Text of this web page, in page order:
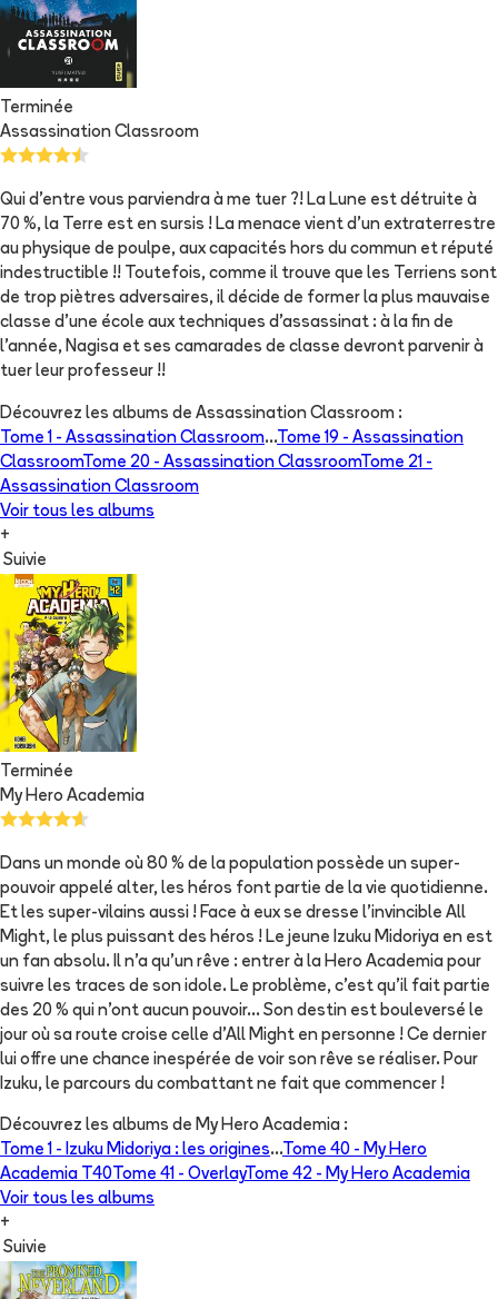
Terminée
Assassination Classroom
Qui d'entre vous parviendra à me tuer ?! La Lune est détruite à
70 %, la Terre est en sursis ! La menace vient d'un extraterrestre
au physique de poulpe, aux capacités hors du commun et réputé
indestructible !! Toutefois, comme il trouve que les Terriens sont
de trop piètres adversaires, il décide de former la plus mauvaise
classe d'une école aux techniques d'assassinat : à la fin de
l'année, Nagisa et ses camarades de classe devront parvenir à
tuer leur professeur !!
Découvrez les albums de Assassination Classroom :
Tome 1 - Assassination Classroom...Tome 19 - Assassination
ClassroomTome 20 - Assassination ClassroomTome 21 -
Assassination Classroom
Voir tous les albums
+
Suivie
Terminée
My Hero Academia
Dans un monde où 80 % de la population possède un super-
pouvoir appelé alter, les héros font partie de la vie quotidienne.
Et les super-vilains aussi ! Face à eux se dresse l’invincible All
Might, le plus puissant des héros ! Le jeune Izuku Midoriya en est
un fan absolu. Il n’a qu’un rêve : entrer à la Hero Academia pour
suivre les traces de son idole. Le problème, c’est qu’il fait partie
des 20 % qui n’ont aucun pouvoir… Son destin est bouleversé le
jour où sa route croise celle d’All Might en personne ! Ce dernier
lui offre une chance inespérée de voir son rêve se réaliser. Pour
Izuku, le parcours du combattant ne fait que commencer !
Découvrez les albums de My Hero Academia :
Tome 1 - Izuku Midoriya : les origines...Tome 40 - My Hero
Academia T40 Tome 41 - OverlayTome 42 - My Hero Academia
Voir tous les albums
+
Suivie